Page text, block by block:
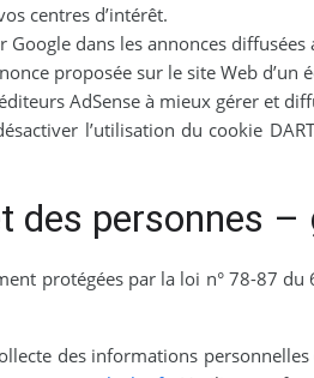
centres d’intérêt.
Google dans les annonces
proposée sur le site Web
AdSense à mieux gérer et
l’utilisation du cookie
des personnes
protégées par la loi n° 78-87
des informations